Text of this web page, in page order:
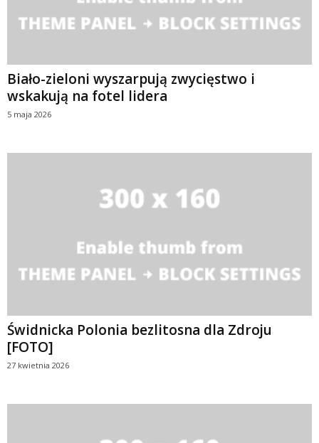
Biało-zieloni wyszarpują zwycięstwo i
wskakują na fotel lidera
5 maja 2026
Świdnicka Polonia bezlitosna dla Zdroju
[FOTO]
27 kwietnia 2026